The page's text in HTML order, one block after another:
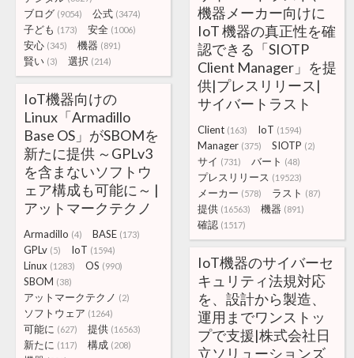
ブログ (9054) 公式 (3474)
子ども (173) 安全 (1006)
安心 (345) 機器 (891)
賢い (3) 選択 (214)
機器メーカー向けに
IoT 機器の真正性を確
認できる「SIOTP
Client Manager」を提
供|プレスリリース|
サイバートラスト
Client (163) IoT (1594)
Manager (375) SIOTP (2)
サイ (731) バート (48)
プレスリリース (19523)
メーカー (578) ラスト (87)
提供 (16563) 機器 (891)
確認 (1517)
IoT機器向けの
Linux「Armadillo
Base OS」がSBOMを
新たに提供 ～GPLv3
を含まないソフトウ
ェア構成も可能に～ |
アットマークテクノ
Armadillo (4) BASE (173)
GPLv (5) IoT (1594)
Linux (1283) OS (990)
SBOM (38)
アットマークテクノ (2)
ソフトウェア (1264)
可能に (627) 提供 (16563)
新たに (117) 構成 (208)
IoT機器のサイバーセ
キュリティ法規対応
を、設計から製造、
運用までワンストッ
プで支援|株式会社日
立ソリューションズ